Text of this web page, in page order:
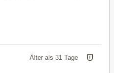
Älter als 31 Tage